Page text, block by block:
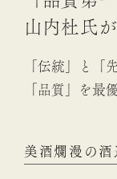
山内杜氏
「伝統」と「
「品質」を最
美酒爛漫の酒